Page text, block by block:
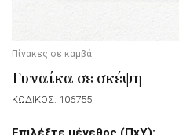
Πίνακες σε καμβά
Γυναίκα σε σκέψη
ΚΩΔΙΚΟΣ: 106755